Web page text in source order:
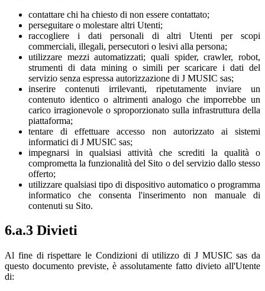
contattare chi ha chiesto di non essere contattato;
perseguitare o molestare altri Utenti;
raccogliere i dati personali di altri Utenti per scopi
commerciali, illegali, persecutori o lesivi alla persona;
utilizzare mezzi automatizzati; quali spider, crawler, robot,
strumenti di data mining o simili per scaricare i dati del
servizio senza espressa autorizzazione di J MUSIC sas;
inserire contenuti irrilevanti, ripetutamente inviare un
contenuto identico o altrimenti analogo che imporrebbe un
carico irragionevole o sproporzionato sulla infrastruttura della
piattaforma;
tentare di effettuare accesso non autorizzato ai sistemi
informatici di J MUSIC sas;
impegnarsi in qualsiasi attività che screditi la qualità o
comprometta la funzionalità del Sito o del servizio dallo stesso
offerto;
utilizzare qualsiasi tipo di dispositivo automatico o programma
informatico che consenta l'inserimento non manuale di
contenuti su Sito.
6.a.3 Divieti
Al fine di rispettare le Condizioni di utilizzo di J MUSIC sas da
questo documento previste, è assolutamente fatto divieto all'Utente
di: